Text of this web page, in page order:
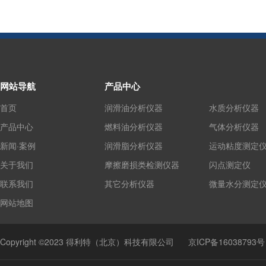
网站导航
首页
产品中心
新闻·案例
关于我们
联系我们
网站地图
产品中心
润滑油分析仪器
燃料油分析仪器
润滑脂分析仪器
摩擦磨损类检测仪器
其它分析仪器
水质分析仪器
气体分析仪器
运动粘度测定
闪点测定仪
微量水分测定
Copyright ©2023 得利特（北京）科技有限公司 京ICP备16038793号